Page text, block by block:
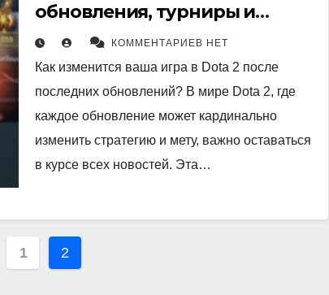
обновления, турниры и
изменения в игре
КОММЕНТАРИЕВ НЕТ
Как изменится ваша игра в Dota 2 после
последних обновлений? В мире Dota 2, где
каждое обновление может кардинально
изменить стратегию и мету, важно оставаться
в курсе всех новостей. Эта…
1 2